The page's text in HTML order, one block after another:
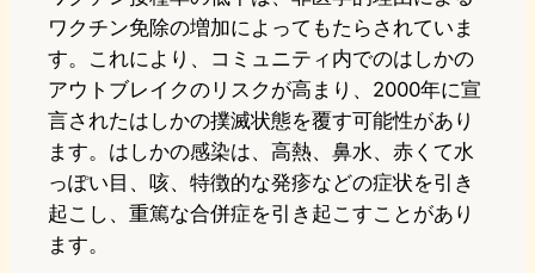
ワクチン免除の増加によってもたらされていま
す。これにより、コミュニティ内でのはしかの
アウトブレイクのリスクが高まり、2000年に宣
言されたはしかの撲滅状態を覆す可能性があり
ます。はしかの感染は、高熱、鼻水、赤くて水
っぽい目、咳、特徴的な発疹などの症状を引き
起こし、重篤な合併症を引き起こすことがあり
ます。